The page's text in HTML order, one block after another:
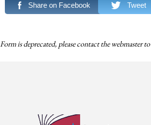
Share on Facebook Tweet
Form is deprecated, please contact the webmaster to